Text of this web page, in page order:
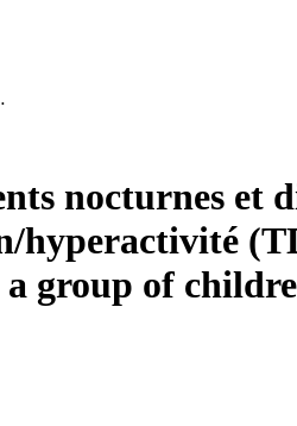
nocturnes et
hyperactivité
group of